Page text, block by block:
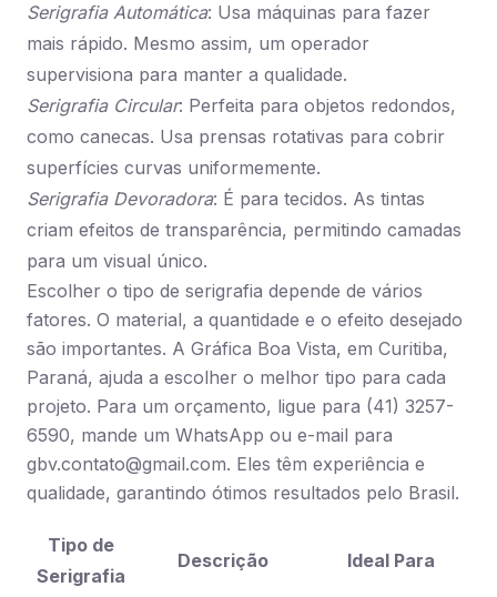
Serigrafia Automática: Usa máquinas para fazer
mais rápido. Mesmo assim, um operador
supervisiona para manter a qualidade.
Serigrafia Circular: Perfeita para objetos redondos,
como canecas. Usa prensas rotativas para cobrir
superfícies curvas uniformemente.
Serigrafia Devoradora: É para tecidos. As tintas
criam efeitos de transparência, permitindo camadas
para um visual único.
Escolher o tipo de serigrafia depende de vários
fatores. O material, a quantidade e o efeito desejado
são importantes. A Gráfica Boa Vista, em Curitiba,
Paraná, ajuda a escolher o melhor tipo para cada
projeto. Para um orçamento, ligue para (41) 3257-
6590, mande um WhatsApp ou e-mail para
gbv.contato@gmail.com. Eles têm experiência e
qualidade, garantindo ótimos resultados pelo Brasil.
Tipo de
Serigrafia
Descrição Ideal Para